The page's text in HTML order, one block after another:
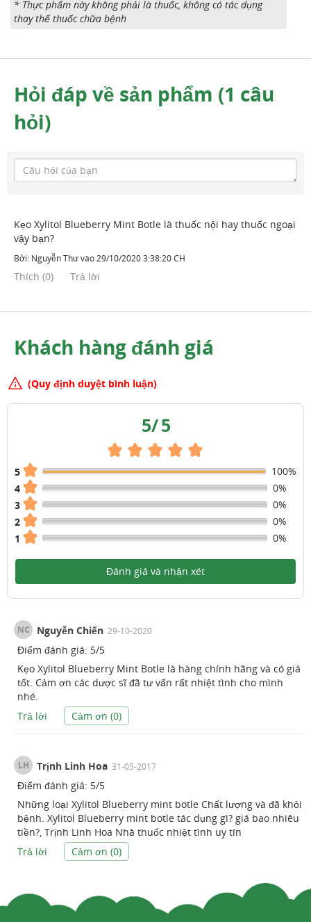
* Thực phẩm này không phải là thuốc, không có tác dụng
thay thế thuốc chữa bệnh
Hỏi đáp về sản phẩm (1 câu
hỏi)
Kẹo Xylitol Blueberry Mint Botle là thuốc nội hay thuốc ngoại
vậy bạn?
Bởi: Nguyễn Thưvào29/10/2020 3:38:20 CH
Thích (0) Trả lời
Khách hàng đánh giá
(Quy định duyệt bình luận)
5/5
5
100%
4
0%
3
0%
2
0%
1
0%
Đánh giá và nhận xét
NC Nguyễn Chiến 29-10-2020
Điểm đánh giá: 5/5
Kẹo Xylitol Blueberry Mint Botle là hàng chính hãng và có giá
tốt. Cảm ơn các dược sĩ đã tư vấn rất nhiệt tình cho mình
nhé.
Trả lời
Cảm ơn (0)
LH Trịnh Linh Hoa 31-05-2017
Điểm đánh giá: 5/5
Những loại Xylitol Blueberry mint botle Chất lượng và đã khỏi
bệnh. Xylitol Blueberry mint botle tác dụng gì? giá bao nhiêu
tiền?, Trịnh Linh Hoa Nhà thuốc nhiệt tình uy tín
Trả lời
Cảm ơn (0)